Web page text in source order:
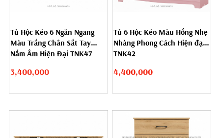
Tủ Hộc Kéo 6 Ngăn Ngang
Màu Trắng Chân Sắt Tay
Nắm Âm Hiện Đại TNK47
3,400,000
Tủ 6 Hộc Kéo Màu Hồng Nhẹ
Nhàng Phong Cách Hiện đại
TNK42
4,400,000